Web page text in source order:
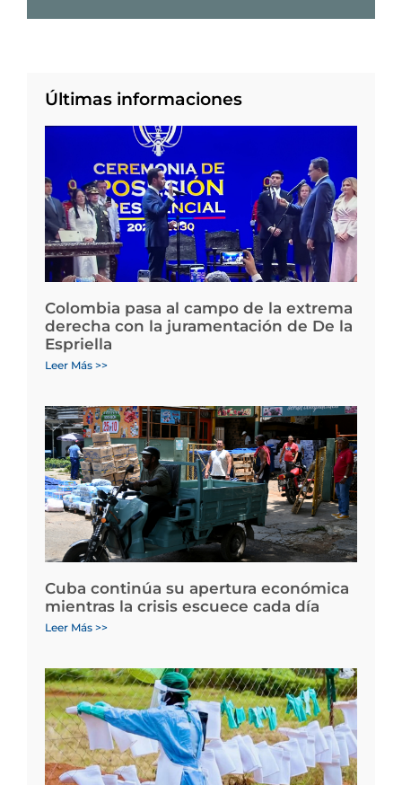
Últimas informaciones
Colombia pasa al campo de la extrema
derecha con la juramentación de De la
Espriella
Leer Más >>
Cuba continúa su apertura económica
mientras la crisis escuece cada día
Leer Más >>